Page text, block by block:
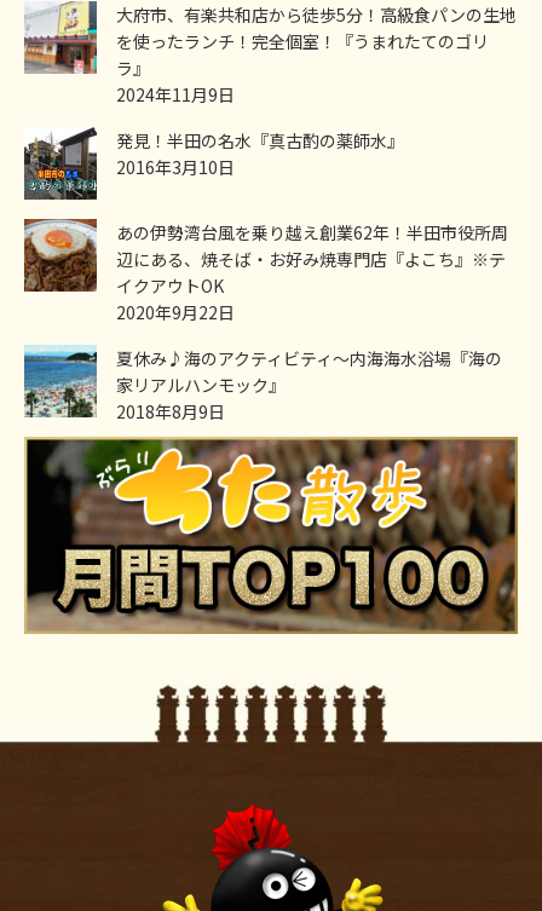
大府市、有楽共和店から徒歩5分！高級食パンの生地
を使ったランチ！完全個室！『うまれたてのゴリ
ラ』
2024年11月9日
発見！半田の名水『真古酌の薬師水』
2016年3月10日
あの伊勢湾台風を乗り越え創業62年！半田市役所周
辺にある、焼そば・お好み焼専門店『よこち』※テ
イクアウトOK
2020年9月22日
夏休み♪海のアクティビティ～内海海水浴場『海の
家リアルハンモック』
2018年8月9日